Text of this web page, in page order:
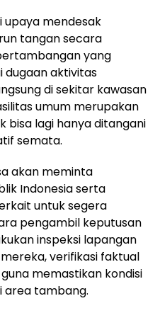
upaya mendesak
tangan secara
yang
dugaan aktivitas
di sekitar kawasan
umum merupakan
bisa lagi hanya ditangani
semata.
akan meminta
Indonesia serta
untuk segera
pengambil keputusan
inspeksi lapangan
verifikasi faktual
memastikan kondisi
area tambang.